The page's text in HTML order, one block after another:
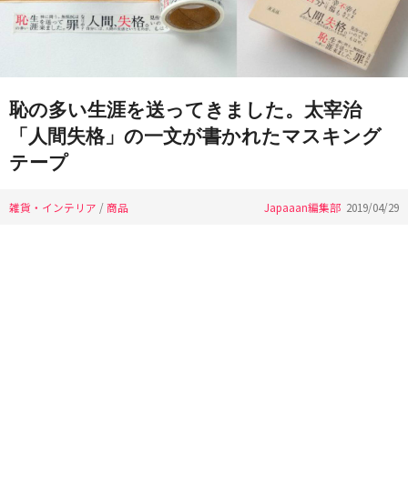
恥の多い生涯を送ってきました。太宰治
「人間失格」の一文が書かれたマスキング
テープ
雑貨・インテリア /商品 Japaaan編集部 2019/04/29